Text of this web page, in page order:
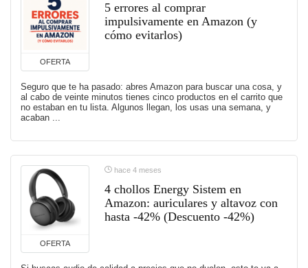
OFERTA
5 errores al comprar
impulsivamente en Amazon (y
cómo evitarlos)
Seguro que te ha pasado: abres Amazon para buscar una cosa, y
al cabo de veinte minutos tienes cinco productos en el carrito que
no estaban en tu lista. Algunos llegan, los usas una semana, y
acaban ...
OFERTA
hace 4 meses
4 chollos Energy Sistem en
Amazon: auriculares y altavoz con
hasta -42% (Descuento -42%)